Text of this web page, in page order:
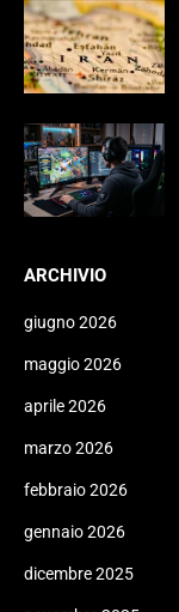
ARCHIVIO
giugno 2026
maggio 2026
aprile 2026
marzo 2026
febbraio 2026
gennaio 2026
dicembre 2025